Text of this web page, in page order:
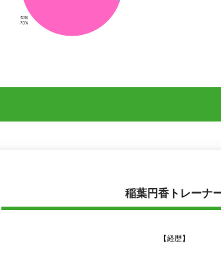
稲葉円香トレーナー
【経歴】